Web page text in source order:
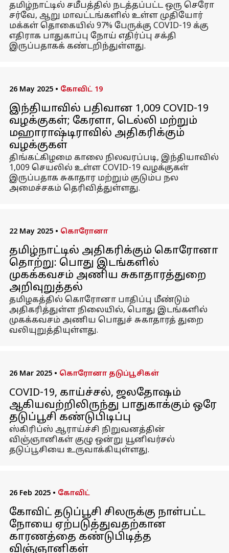
தமிழ்நாட்டில் சமீபத்தில் நடத்தப்பட்ட ஒரு செரோ
சர்வே, ஆறு மாவட்டங்களில் உள்ள முதியோர்
மக்கள் தொகையில் 97% பேருக்கு COVID-19 க்கு
எதிராக பாதுகாப்பு நோய் எதிர்ப்பு சக்தி
இருப்பதாகக் கண்டறிந்துள்ளது.
26 May 2025 • கோவிட் 19
இந்தியாவில் பதிவான 1,009 COVID-19
வழக்குகள்; கேரளா, டெல்லி மற்றும்
மஹாராஷ்டிராவில் அதிகரிக்கும்
வழக்குகள்
திங்கட்கிழமை காலை நிலவரப்படி, இந்தியாவில்
1,009 செயலில் உள்ள COVID-19 வழக்குகள்
இருப்பதாக சுகாதார மற்றும் குடும்ப நல
அமைச்சகம் தெரிவித்துள்ளது.
22 May 2025 • கொரோனா
தமிழ்நாட்டில் அதிகரிக்கும் கொரோனா
தொற்று: பொது இடங்களில்
முகக்கவசம் அணிய சுகாதாரத்துறை
அறிவுறுத்தல்
தமிழகத்தில் கொரோனா பாதிப்பு மீண்டும்
அதிகரித்துள்ள நிலையில், பொது இடங்களில்
முகக்கவசம் அணிய பொதுச் சுகாதாரத் துறை
வலியுறுத்தியுள்ளது.
26 Mar 2025 • கொரோனா தடுப்பூசிகள்
COVID-19, காய்ச்சல், ஜலதோஷம்
ஆகியவற்றிலிருந்து பாதுகாக்கும் ஒரே
தடுப்பூசி கண்டுபிடிப்பு
ஸ்கிரிப்ஸ் ஆராய்ச்சி நிறுவனத்தின்
விஞ்ஞானிகள் குழு ஒன்று யூனிவர்சல்
தடுப்பூசியை உருவாக்கியுள்ளது.
26 Feb 2025 • கோவிட்
கோவிட் தடுப்பூசி சிலருக்கு நாள்பட்ட
நோயை ஏற்படுத்துவதற்கான
காரணத்தை கண்டுபிடித்த
விஞ்ஞானிகள்